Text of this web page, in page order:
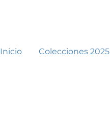
Inicio Colecciones 2025